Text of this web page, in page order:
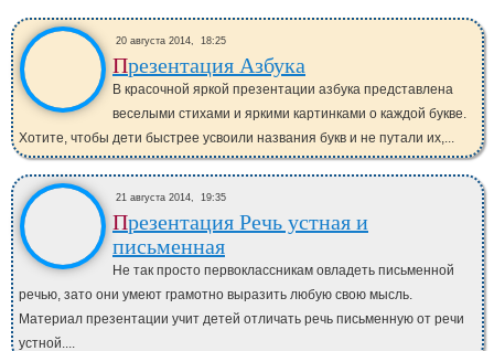
20 августа 2014, 18:25
Презентация Азбука
В красочной яркой презентации азбука представлена
веселыми стихами и яркими картинками о каждой букве.
Хотите, чтобы дети быстрее усвоили названия букв и не путали их,...
21 августа 2014, 19:35
Презентация Речь устная и
письменная
Не так просто первоклассникам овладеть письменной
речью, зато они умеют грамотно выразить любую свою мысль.
Материал презентации учит детей отличать речь письменную от речи
устной....